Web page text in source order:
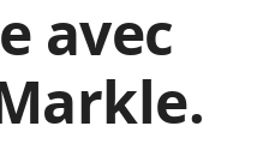
avec